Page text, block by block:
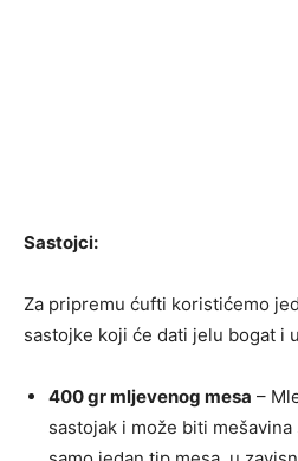
Sastojci:
Za pripremu ćufti koristićemo
sastojke koji će dati jelu bogat i
400 gr mljevenog mesa –
sastojak i može biti